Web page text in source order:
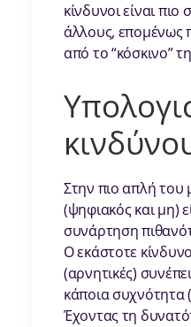
κίνδυνοι είναι πιο
άλλους, επομένως
από το “κόσκινο”
Στην πιο απλή του
(ψηφιακός και μη)
συνάρτηση
Ο εκάστοτε
(αρνητικές)
κάποια συχνότητα (
Έχοντας τη